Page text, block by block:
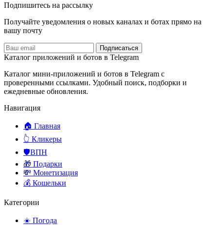
Подпишитесь на рассылку
Получайте уведомления о новых каналах и ботаx прямо на
вашу почту
Подписаться
Каталог приложений и ботов в Telegram
Каталог мини-приложений и ботов в Telegram с
проверенными ссылками. Удобный поиск, подборки и
ежедневные обновления.
Навигация
🏠 Главная
👆 Кликеры
🛡️ВПН
🎁 Подарки
💸 Монетизация
💰 Кошельки
Категории
☀️ Погода